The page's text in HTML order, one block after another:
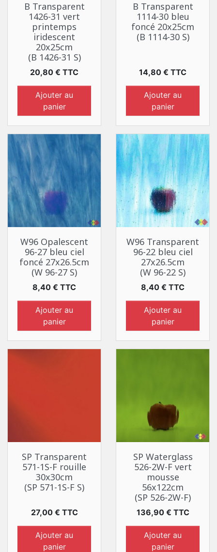
B Transparent
1426-31 vert
printemps
iridescent
20x25cm
(B 1426-31 S)
Prix
20,80 € TTC
Ajouter au
panier
B Transparent
1114-30 bleu
foncé 20x25cm
(B 1114-30 S)
Prix
14,80 € TTC
Ajouter au
panier
W96 Opalescent
96-27 bleu ciel
foncé 27x26.5cm
(W 96-27 S)
Prix
8,40 € TTC
Ajouter au
panier
W96 Transparent
96-22 bleu ciel
27x26.5cm
(W 96-22 S)
Prix
8,40 € TTC
Ajouter au
panier
SP Transparent
571-1S-F rouille
30x30cm
(SP 571-1S-F S)
Prix
27,00 € TTC
Ajouter au
panier
SP Waterglass
526-2W-F vert
mousse
56x122cm
(SP 526-2W-F)
Prix
136,90 € TTC
Ajouter au
panier